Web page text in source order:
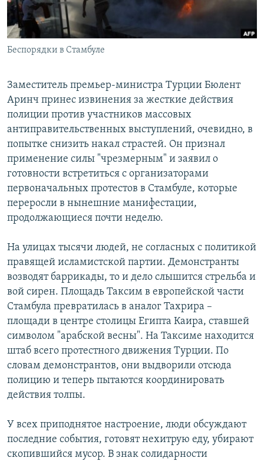
Հայերեն
English
Все сайты Радио Азатутюн
Беспорядки в Стамбуле
Заместитель премьер-министра Турции Бюлент
Аринч принес извинения за жесткие действия
полиции против участников массовых
антиправительственных выступлений, очевидно, в
попытке снизить накал страстей. Он признал
применение силы "чрезмерным" и заявил о
готовности встретиться с организаторами
первоначальных протестов в Стамбуле, которые
переросли в нынешние манифестации,
продолжающиеся почти неделю.
На улицах тысячи людей, не согласных с политикой
правящей исламистской партии. Демонстранты
возводят баррикады, то и дело слышится стрельба и
вой сирен. Площадь Таксим в европейской части
Стамбула превратилась в аналог Тахрира –
площади в центре столицы Египта Каира, ставшей
символом "арабской весны". На Таксиме находится
штаб всего протестного движения Турции. По
словам демонстрантов, они выдворили отсюда
полицию и теперь пытаются координировать
действия толпы.
У всех приподнятое настроение, люди обсуждают
последние события, готовят нехитрую еду, убирают
скопившийся мусор. В знак солидарности